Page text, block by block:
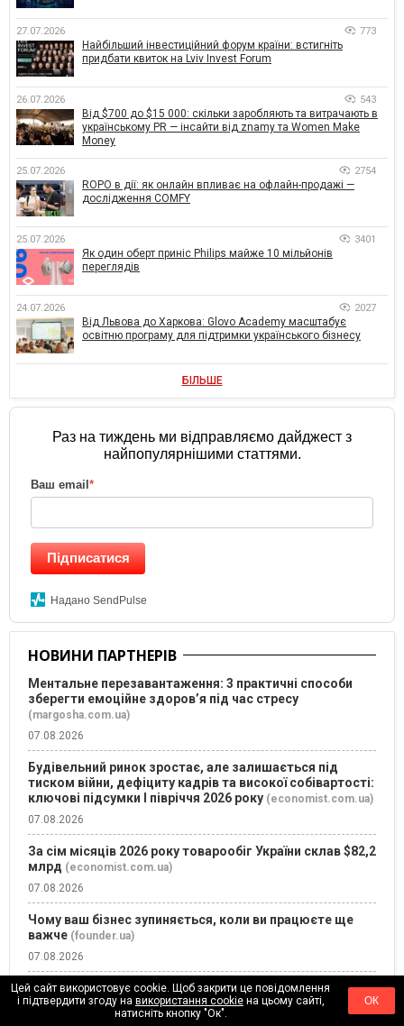
27.07.2026 773
Найбільший інвестиційний форум країни: встигніть
придбати квиток на Lviv Invest Forum
26.07.2026 543
Від $700 до $15 000: скільки заробляють та витрачають в
українському PR — інсайти від znamy та Women Make
Money
25.07.2026 2754
ROPO в дії: як онлайн впливає на офлайн-продажі —
дослідження COMFY
25.07.2026 3401
Як один оберт приніс Philips майже 10 мільйонів
переглядів
24.07.2026 2027
Від Львова до Харкова: Glovo Academy масштабує
освітню програму для підтримки українського бізнесу
БІЛЬШЕ
Раз на тиждень ми відправляємо дайджест з
найпопулярнішими статтями.
Ваш email*
Підписатися
Надано SendPulse
НОВИНИ ПАРТНЕРІВ
Ментальне перезавантаження: 3 практичні способи
зберегти емоційне здоров’я під час стресу
(margosha.com.ua)
07.08.2026
Будівельний ринок зростає, але залишається під
тиском війни, дефіциту кадрів та високої собівартості:
ключові підсумки І півріччя 2026 року (economist.com.ua)
07.08.2026
За сім місяців 2026 року товарообіг України склав $82,2
млрд (economist.com.ua)
07.08.2026
Чому ваш бізнес зупиняється, коли ви працюєте ще
важче (founder.ua)
07.08.2026
Власник TikTok розробляє ШІ-модель, схожу за
масштабом до Anthropic Mythos (founder.ua)
Цей сайт використовує cookie. Щоб закрити це повідомлення
і підтвердити згоду на використання cookieна цьому сайті,
натисніть кнопку "Ок".
ОК